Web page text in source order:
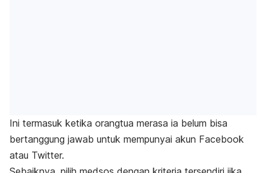
Ini termasuk ketika orangtua merasa ia belum bisa
bertanggung jawab untuk mempunyai akun Facebook
atau Twitter.